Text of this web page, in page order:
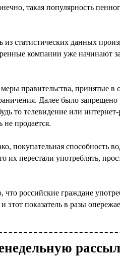
такая популярность
статистических данных
компании уже начинают
правительства, принятые в
Далее было запрещено
то телевидение или интернет-
продается.
покупательная способность
их перестали употреблять,
российские граждане
этот показатель в разы